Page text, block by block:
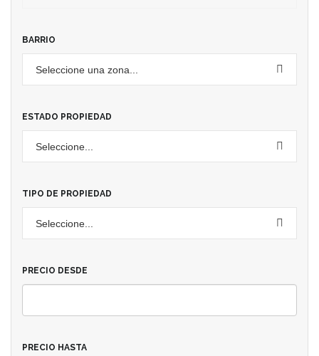
BARRIO
Seleccione una zona...
ESTADO PROPIEDAD
Seleccione...
TIPO DE PROPIEDAD
Seleccione...
PRECIO DESDE
PRECIO HASTA